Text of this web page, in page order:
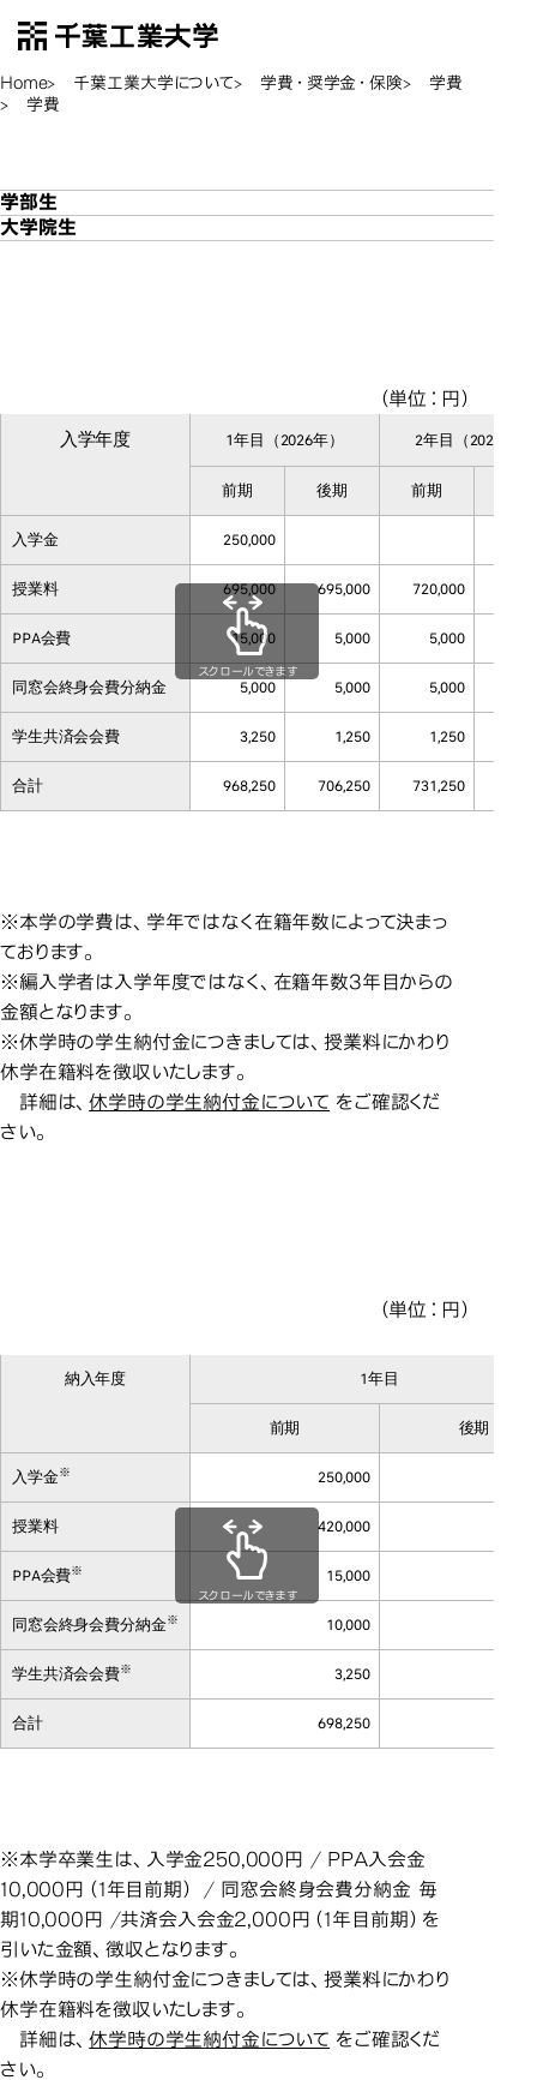
千葉工業大学
Open Menu
Home 千葉工業大学について 学費・奨学金・保険
学費
学費
学費
学部生
大学院生
学部生
（単位：円）
入学年度 1年目（2026年） 2年目（2025年）
前期 後期 前期
入学金 250,000
授業料 695,000 695,000 720,000
PPA会費 15,000 5,000 5,000
同窓会終身会費分納金 5,000 5,000 5,000
学生共済会会費 3,250 1,250 1,250
合計 968,250 706,250 731,250
スクロールできます
※本学の学費は、学年ではなく在籍年数によって決まっ
ております。
※編入学者は入学年度ではなく、在籍年数3年目からの
金額となります。
※休学時の学生納付金につきましては、授業料にかわり
休学在籍料を徴収いたします。
詳細は、休学時の学生納付金について をご確認くだ
さい。
（単位：円）
納入年度 1年目
前期 後期
入学金※ 250,000
授業料 420,000
PPA会費※ 15,000
同窓会終身会費分納金※ 10,000
学生共済会会費※ 3,250
合計 698,250
スクロールできます
※本学卒業生は、入学金250,000円 / PPA入会金
10,000円（1年目前期） / 同窓会終身会費分納金 毎
期10,000円 /共済会入会金2,000円（1年目前期）を
引いた金額、徴収となります。
※休学時の学生納付金につきましては、授業料にかわり
休学在籍料を徴収いたします。
詳細は、休学時の学生納付金について をご確認くだ
さい。